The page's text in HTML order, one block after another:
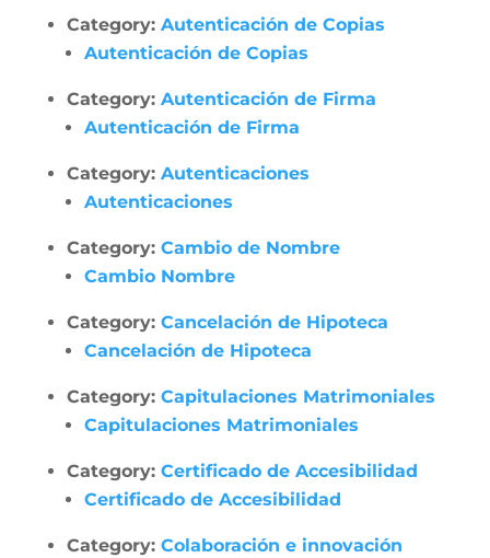
Category: Autenticación de Copias
Autenticación de Copias
Category: Autenticación de Firma
Autenticación de Firma
Category: Autenticaciones
Autenticaciones
Category: Cambio de Nombre
Cambio Nombre
Category: Cancelación de Hipoteca
Cancelación de Hipoteca
Category: Capitulaciones Matrimoniales
Capitulaciones Matrimoniales
Category: Certificado de Accesibilidad
Certificado de Accesibilidad
Category: Colaboración e innovación